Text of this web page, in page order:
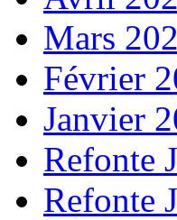
Mars
Février
Janvier
Refonte
Refonte